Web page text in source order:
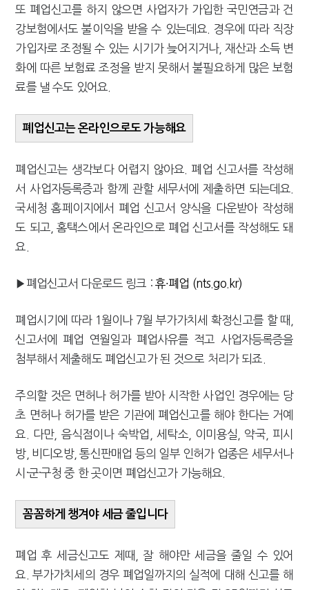
또 폐업신고를 하지 않으면 사업자가 가입한 국민연금과 건
강보험에서도 불이익을 받을 수 있는데요. 경우에 따라 직장
가입자로 조정될 수 있는 시기가 늦어지거나, 재산과 소득 변
화에 따른 보험료 조정을 받지 못해서 불필요하게 많은 보험
료를 낼 수도 있어요.
폐업신고는 온라인으로도 가능해요
폐업신고는 생각보다 어렵지 않아요. 폐업 신고서를 작성해
서 사업자등록증과 함께 관할 세무서에 제출하면 되는데요.
국세청 홈페이지에서 폐업 신고서 양식을 다운받아 작성해
도 되고, 홈택스에서 온라인으로 폐업 신고서를 작성해도 돼
요.
▶폐업신고서 다운로드 링크 : 휴∙폐업 (nts.go.kr)
폐업시기에 따라 1월이나 7월 부가가치세 확정신고를 할 때,
신고서에 폐업 연월일과 폐업사유를 적고 사업자등록증을
첨부해서 제출해도 폐업신고가 된 것으로 처리가 되죠.
주의할 것은 면허나 허가를 받아 시작한 사업인 경우에는 당
초 면허나 허가를 받은 기관에 폐업신고를 해야 한다는 거예
요. 다만, 음식점이나 숙박업, 세탁소, 이미용실, 약국, 피시
방, 비디오방, 통신판매업 등의 일부 인허가 업종은 세무서나
시·군·구청 중 한 곳이면 폐업신고가 가능해요.
꼼꼼하게 챙겨야 세금 줄입니다
폐업 후 세금신고도 제때, 잘 해야만 세금을 줄일 수 있어
요. 부가가치세의 경우 폐업일까지의 실적에 대해 신고를 해